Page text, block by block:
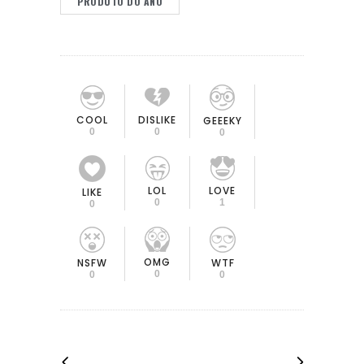
COOL
0
DISLIKE
0
GEEEKY
0
LIKE
0
LOL
0
LOVE
1
NSFW
0
OMG
0
WTF
0